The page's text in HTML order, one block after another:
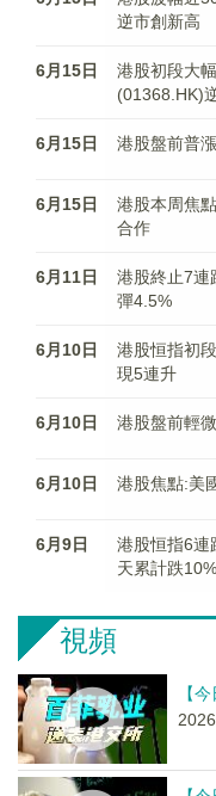
逆市創新高
6月15日
港股初段大
(01368.HK)
6月15日 港股盤前普
6月15日
港股本周焦
合作
6月11日
港股終止7連
彈4.5%
6月10日
港股恒指初
現5連升
6月10日 港股盤前輕
6月10日 港股焦點:美
6月9日
港股恒指6連
天累計跌10%
視頻
【